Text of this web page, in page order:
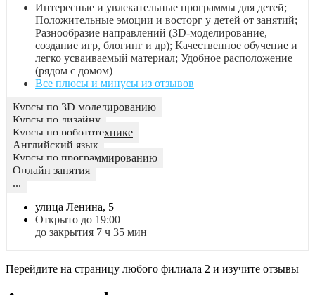
Интересные и увлекательные программы для детей;
Положительные эмоции и восторг у детей от занятий;
Разнообразие направлений (3D-моделирование,
создание игр, блогинг и др); Качественное обучение и
легко усваиваемый материал; Удобное расположение
(рядом с домом)
Все плюсы и минусы из отзывов
Курсы по 3D моделированию
Курсы по дизайну
Курсы по робототехнике
Английский язык
Курсы по программированию
Онлайн занятия
...
улица Ленина, 5
Открыто до 19:00
до закрытия 7 ч 35 мин
Перейдите на страницу любого филиала 2 и изучите отзывы